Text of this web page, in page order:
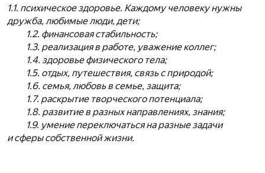
1.1. психическое здоровье. Каждому человеку нужны
дружба, любимые люди, дети;
1.2. финансовая стабильность;
1.3. реализация в работе, уважение коллег;
1.4. здоровье физического тела;
1.5. отдых, путешествия, связь с природой;
1.6. семья, любовь в семье, защита;
1.7. раскрытие творческого потенциала;
1.8. развитие в разных направлениях, знания;
1.9. умение переключаться на разные задачи
и сферы собственной жизни.